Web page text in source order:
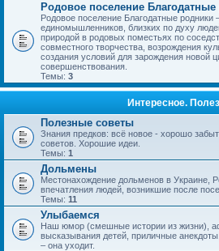
Родовое поселение
Родовое поселение Благодатные родники
единомышленников, близких по духу
природой в родовых поместьях по
совместного творчества, возрождения
создания условий для зарождения новой
совершенствования.
Темы: 3
Интересное.
Полезные советы
Знания предков: всё новое - хорошо
советов. Хорошие идеи.
Темы: 1
Дольмены
Местонахождение дольменов в Украине,
впечатления людей, возникшие после
Темы: 11
Улыбаемся
Наш юмор (смешные истории из жизни),
высказывания детей, приличные
– она уходит.